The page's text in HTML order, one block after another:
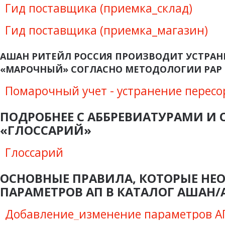
Гид поставщика (приемка_склад)
Гид поставщика (приемка_магазин)
АШАН РИТЕЙЛ РОССИЯ ПРОИЗВОДИТ
«МАРОЧНЫЙ» СОГЛАСНО МЕТОДОЛОГИИ РАР
Помарочный учет - устранение
ПОДРОБНЕЕ С АББРЕВИАТУРАМИ
«ГЛОССАРИЙ»
Глоссарий
ОСНОВНЫЕ ПРАВИЛА, КОТОРЫЕ
ПАРАМЕТРОВ АП В КАТАЛОГ АШАН/
Добавление_изменение параметров